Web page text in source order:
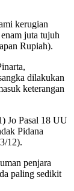
kerugian
juta tujuh
Rupiah).
dilakukan
keterangan
Jo Pasal 18 UU
Pidana
12).
penjara
paling sedikit